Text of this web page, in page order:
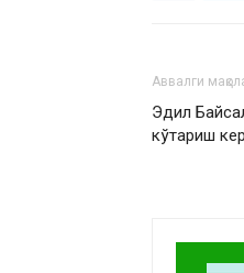
Аввалги
Эдил
кўтариш